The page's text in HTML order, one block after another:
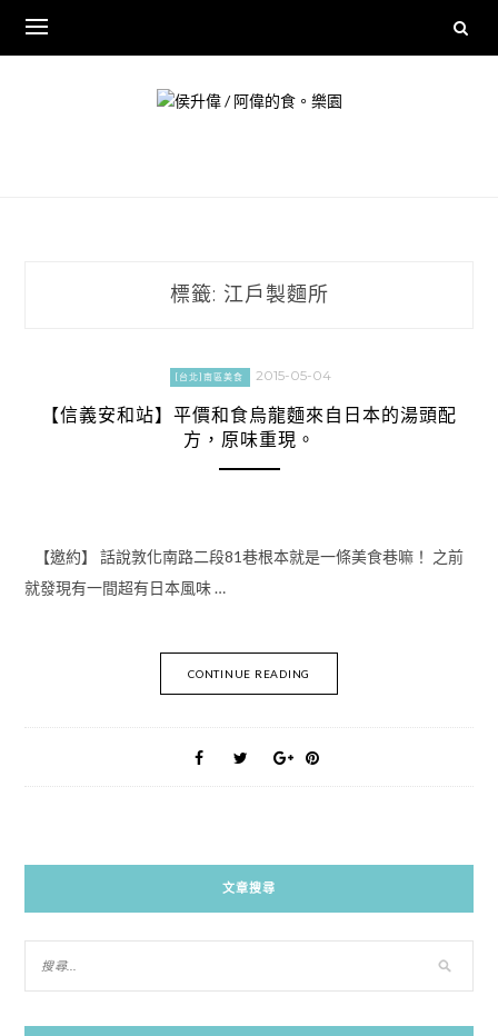
content
標籤: 江戶製麵所
[台北]南區美食 2015-05-04
【信義安和站】平價和食烏龍麵來自日本的湯頭配
方，原味重現。
【邀約】 話說敦化南路二段81巷根本就是一條美食巷嘛！ 之前
就發現有一間超有日本風味 …
CONTINUE READING
文章搜尋